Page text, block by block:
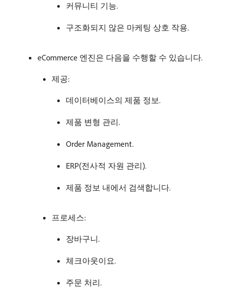
커뮤니티 기능.
구조화되지 않은 마케팅 상호 작용.
eCommerce 엔진은 다음을 수행할 수 있습니다.
제공:
데이터베이스의 제품 정보.
제품 변형 관리.
Order Management.
ERP(전사적 자원 관리).
제품 정보 내에서 검색합니다.
프로세스:
장바구니.
체크아웃이요.
주문 처리.